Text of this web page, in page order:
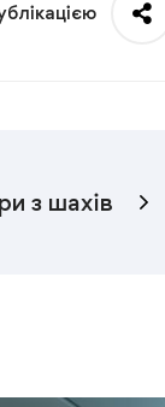
з шахів